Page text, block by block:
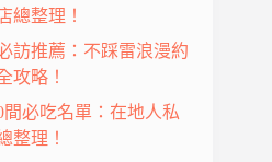
總整理！
訪推薦：不踩雷浪漫約
攻略！
間必吃名單：在地人私
整理！